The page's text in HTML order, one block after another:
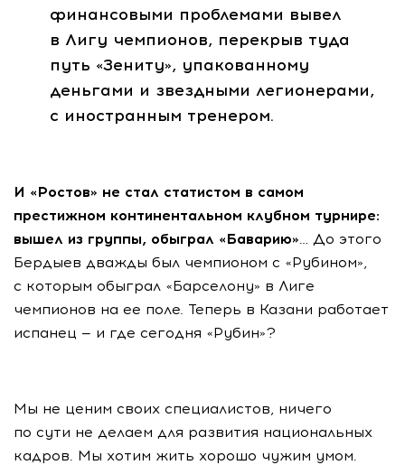
финансовыми проблемами вывел
в Лигу чемпионов, перекрыв туда
путь «Зениту», упакованному
деньгами и звездными легионерами,
с иностранным тренером.
И «Ростов» не стал статистом в самом
престижном континентальном клубном турнире:
вышел из группы, обыграл «Баварию»… До этого
Бердыев дважды был чемпионом с «Рубином»,
с которым обыграл «Барселону» в Лиге
чемпионов на ее поле. Теперь в Казани работает
испанец — и где сегодня «Рубин»?
Мы не ценим своих специалистов, ничего
по сути не делаем для развития национальных
кадров. Мы хотим жить хорошо чужим умом.